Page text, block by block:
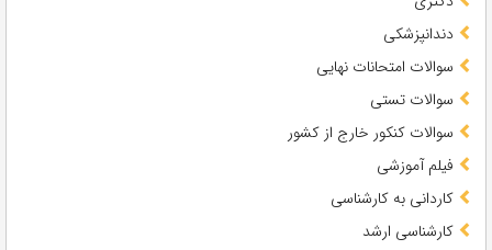
دندانپزشکی
سوالات امتحانات نهایی
سوالات تستی
سوالات کنکور خارج از کشور
فیلم آموزشی
کاردانی به کارشناسی
کارشناسی ارشد